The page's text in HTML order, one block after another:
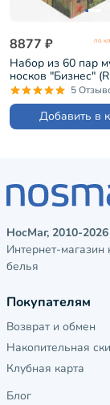
8877 ₽ по
Набор из 60 пар
носков "Бизнес"
Орудьевский
черные (РуС-60)
5
Добавить в
НосМаг, 2010-2026
Интернет-
белья
Покупателям
Возврат и обмен
Накопительная
Клубная карта
Блог